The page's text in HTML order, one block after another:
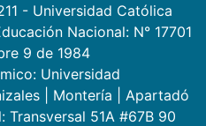
- Universidad Católica
Nacional: N° 17701
9 de 1984
Universidad
Montería
Apartadó
Transversal 51A #67B 90